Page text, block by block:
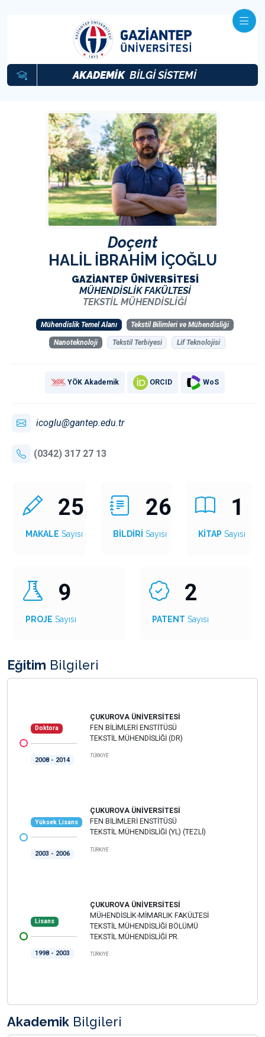
AKADEMİK BİLGİ SİSTEMİ
Doçent
HALİL İBRAHİM İÇOĞLU
GAZİANTEP ÜNİVERSİTESİ
MÜHENDİSLİK FAKÜLTESİ
TEKSTİL MÜHENDİSLİĞİ
Mühendislik Temel Alanı Tekstil Bilimleri ve Mühendisliği
Nanoteknoloji Tekstil Terbiyesi Lif Teknolojisi
YÖK Akademik ORCID WoS
icoglu@gantep.edu.tr
(0342) 317 27 13
25
MAKALE Sayısı
26
BİLDİRİ Sayısı
1
KİTAP Sayısı
9
PROJE Sayısı
2
PATENT Sayısı
Eğitim Bilgileri
Doktora
2008 - 2014
ÇUKUROVA ÜNİVERSİTESİ
FEN BİLİMLERİ ENSTİTÜSÜ
TEKSTİL MÜHENDİSLİĞİ (DR)
TÜRKİYE
Yüksek Lisans
2003 - 2006
ÇUKUROVA ÜNİVERSİTESİ
FEN BİLİMLERİ ENSTİTÜSÜ
TEKSTİL MÜHENDİSLİĞİ (YL) (TEZLİ)
TÜRKİYE
Lisans
1998 - 2003
ÇUKUROVA ÜNİVERSİTESİ
MÜHENDİSLİK-MİMARLIK FAKÜLTESİ
TEKSTİL MÜHENDİSLİĞİ BÖLÜMÜ
TEKSTİL MÜHENDİSLİĞİ PR.
TÜRKİYE
Akademik Bilgileri